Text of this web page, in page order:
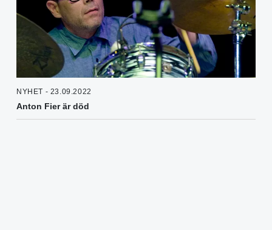
NYHET - 23.09.2022
Anton Fier är död